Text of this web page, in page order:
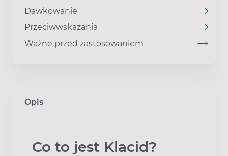
Dawkowanie
Przeciwwskazania
Ważne przed zastosowaniem
Opis
Co to jest Klacid?